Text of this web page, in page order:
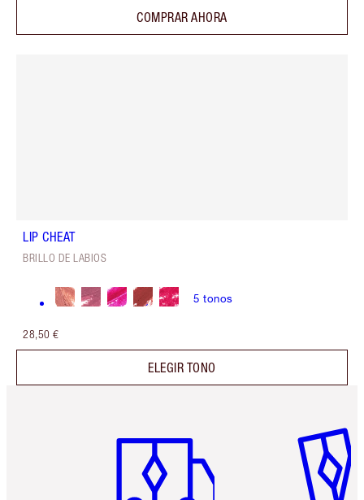
COMPRAR AHORA
LIP CHEAT
BRILLO DE LABIOS
5 tonos
28,50 €
ELEGIR TONO